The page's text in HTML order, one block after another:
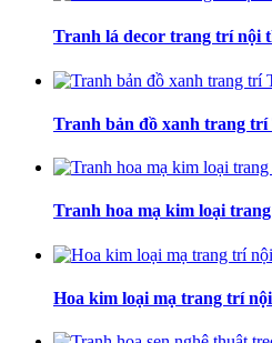
Tranh lá decor trang trí nội
Tranh bản đồ xanh trang trí
Tranh hoa mạ kim loại
Hoa kim loại mạ trang trí